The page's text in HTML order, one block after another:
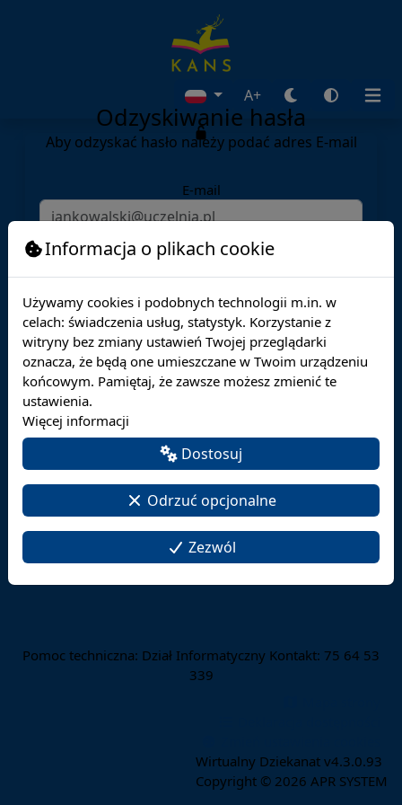
A+
Odzyskiwanie hasła
Aby odzyskać hasło należy podać adres E-mail
E-mail
Dalej
Pomoc techniczna: Dział Informatyczny Kontakt: 75 64 53
339
Wirtualny Dziekanat v4.3.0.93
Copyright © 2026 APR SYSTEM
Informacja o plikach cookie
Używamy cookies i podobnych technologii m.in. w
celach: świadczenia usług, statystyk. Korzystanie z
witryny bez zmiany ustawień Twojej przeglądarki
oznacza, że będą one umieszczane w Twoim urządzeniu
końcowym. Pamiętaj, że zawsze możesz zmienić te
ustawienia.
Więcej informacji
Dostosuj
Odrzuć opcjonalne
Zezwól